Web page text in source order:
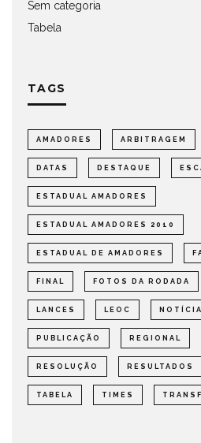
Sem categoria
Tabela
TAGS
AMADORES ARBITRAGEM
DATAS DESTAQUE
ESTADUAL AMADORES
ESTADUAL AMADORES 2010
ESTADUAL DE AMADORES
FINAL FOTOS DA RODADA
LANCES LEOC
PUBLICAÇÃO REGIONAL
RESOLUÇÃO RESULTADOS
TABELA TIMES